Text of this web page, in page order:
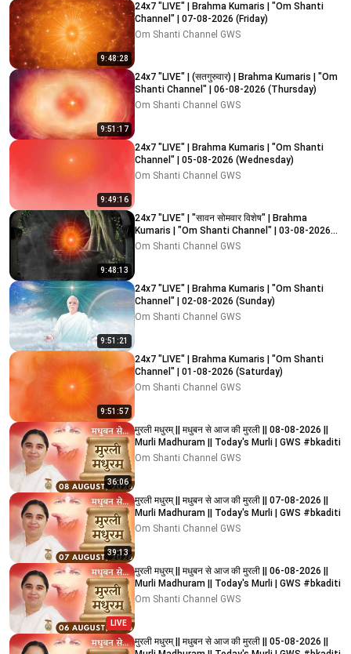
9:48:28
24x7 "LIVE" | Brahma Kumaris | "Om Shanti
Channel" | 07-08-2026 (Friday)
Om Shanti Channel GWS
9:51:17
24x7 "LIVE" | (सतगुरुवार) | Brahma Kumaris | "Om
Shanti Channel" | 06-08-2026 (Thursday)
Om Shanti Channel GWS
9:49:16
24x7 "LIVE" | Brahma Kumaris | "Om Shanti
Channel" | 05-08-2026 (Wednesday)
Om Shanti Channel GWS
9:48:13
24x7 "LIVE" | "सावन सोमवार विशेष" | Brahma
Kumaris | "Om Shanti Channel" | 03-08-2026
(Monday)
Om Shanti Channel GWS
9:51:21
24x7 "LIVE" | Brahma Kumaris | "Om Shanti
Channel" | 02-08-2026 (Sunday)
Om Shanti Channel GWS
9:51:57
24x7 "LIVE" | Brahma Kumaris | "Om Shanti
Channel" | 01-08-2026 (Saturday)
Om Shanti Channel GWS
36:06
मुरली मधुरम् || मधुबन से आज की मुरली || 08-08-2026 ||
Murli Madhuram || Today's Murli | GWS #bkaditi
Om Shanti Channel GWS
39:13
मुरली मधुरम् || मधुबन से आज की मुरली || 07-08-2026 ||
Murli Madhuram || Today's Murli | GWS #bkaditi
Om Shanti Channel GWS
LIVE
मुरली मधुरम् || मधुबन से आज की मुरली || 06-08-2026 ||
Murli Madhuram || Today's Murli | GWS #bkaditi
Om Shanti Channel GWS
मुरली मधुरम् || मधुबन से आज की मुरली || 05-08-2026 ||